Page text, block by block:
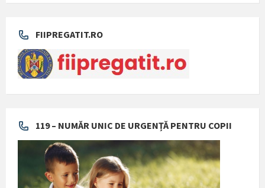
FIIPREGATIT.RO
119 – NUMĂR UNIC DE URGENȚĂ PENTRU COPII